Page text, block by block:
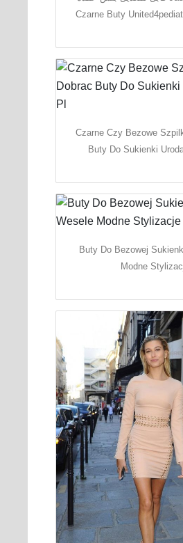
Czarne Buty
Czarne Czy Bezowe
Buty Do Sukienki
Buty Do Bezowej
Modne